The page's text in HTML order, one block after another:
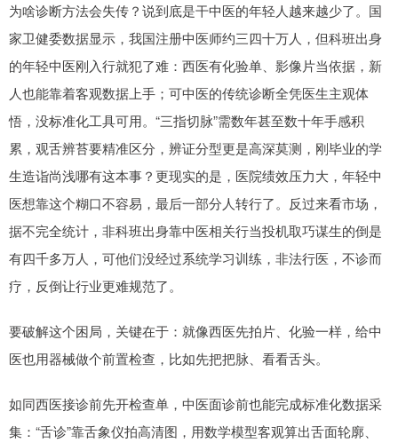
为啥诊断方法会失传？说到底是干中医的年轻人越来越少了。国
家卫健委数据显示，我国注册中医师约三四十万人，但科班出身
的年轻中医刚入行就犯了难：西医有化验单、影像片当依据，新
人也能靠着客观数据上手；可中医的传统诊断全凭医生主观体
悟，没标准化工具可用。“三指切脉”需数年甚至数十年手感积
累，观舌辨苔要精准区分，辨证分型更是高深莫测，刚毕业的学
生造诣尚浅哪有这本事？更现实的是，医院绩效压力大，年轻中
医想靠这个糊口不容易，最后一部分人转行了。反过来看市场，
据不完全统计，非科班出身靠中医相关行当投机取巧谋生的倒是
有四千多万人，可他们没经过系统学习训练，非法行医，不诊而
疗，反倒让行业更难规范了。
要破解这个困局，关键在于：就像西医先拍片、化验一样，给中
医也用器械做个前置检查，比如先把把脉、看看舌头。
如同西医接诊前先开检查单，中医面诊前也能完成标准化数据采
集：“舌诊”靠舌象仪拍高清图，用数学模型客观算出舌面轮廓、